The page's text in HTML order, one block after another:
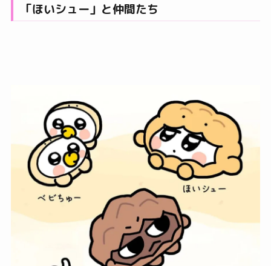
「ほいシュー」と仲間たち